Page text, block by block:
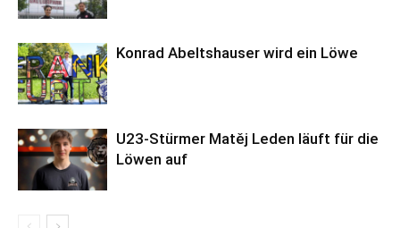
Konrad Abeltshauser wird ein Löwe
U23-Stürmer Matěj Leden läuft für die
Löwen auf